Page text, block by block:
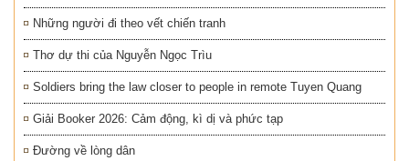
Những người đi theo vết chiến tranh
Thơ dự thi của Nguyễn Ngọc Trìu
Soldiers bring the law closer to people in remote Tuyen Quang
Giải Booker 2026: Cảm động, kì dị và phức tạp
Đường về lòng dân